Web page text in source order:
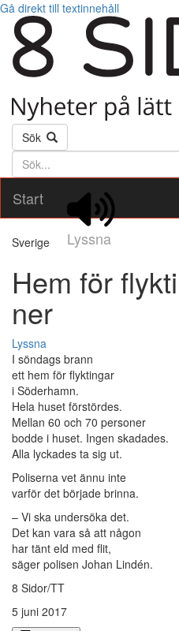
Gå direkt till textinnehåll
Sök
Söktext
Start
Lyssna
Sverige
Hem för
ner
Lyssna
I söndags brann
ett hem för flyktingar
i Söderhamn.
Hela huset förstördes.
Mellan 60 och 70 personer
bodde i huset. Ingen skadades.
Alla lyckades ta sig ut.
Poliserna vet ännu inte
varför det började brinna.
– Vi ska undersöka det.
Det kan vara så att någon
har tänt eld med flit,
säger polisen Johan Lindén.
8 Sidor/TT
5 juni 2017